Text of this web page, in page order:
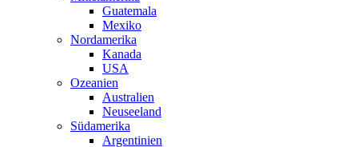
Guatemala
Mexiko
Nordamerika
Kanada
USA
Ozeanien
Australien
Neuseeland
Südamerika
Argentinien